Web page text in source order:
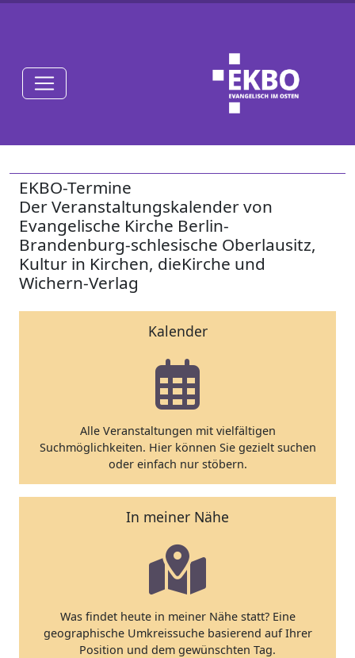
EKBO-Termine
Der Veranstaltungskalender von
Evangelische Kirche Berlin-
Brandenburg-schlesische Oberlausitz,
Kultur in Kirchen, dieKirche und
Wichern-Verlag
Kalender
Alle Veranstaltungen mit vielfältigen
Suchmöglichkeiten. Hier können Sie gezielt suchen
oder einfach nur stöbern.
In meiner Nähe
Was findet heute in meiner Nähe statt? Eine
geographische Umkreissuche basierend auf Ihrer
Position und dem gewünschten Tag.